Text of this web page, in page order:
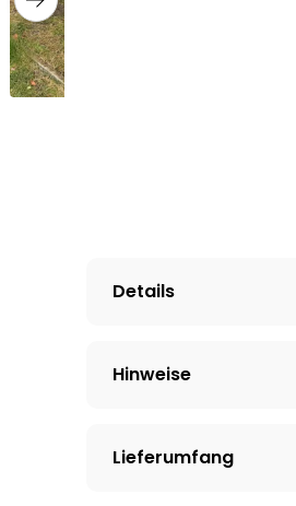
Details
Hinweise
Lieferumfang